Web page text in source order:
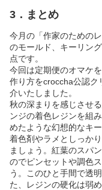
3．まとめ
今月の「作家のための
のモールド、キーリン
点です。
今回は定期便のオマケ
作り方をcroccha公認ク
介いたしました。
秋の深まりを感じさせ
ンジの着色レジンを組
めたような幻想的なキ
着色剤やラメとしっか
ましょう。紅葉のスパ
のでピンセットや調色
う。このひと手間で透
た、レジンの硬化は弱